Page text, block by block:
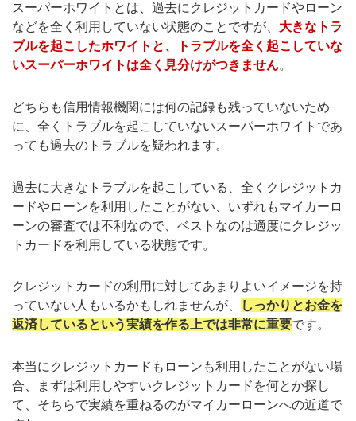
スーパーホワイトとは、過去にクレジットカードやローン
などを全く利用していない状態のことですが、 大きなトラ
ブルを起こしたホワイトと、トラブルを全く起こしていな
いスーパーホワイトは全く見分けがつきません。
どちらも信用情報機関には何の記録も残っていないため
に、全くトラブルを起こしていないスーパーホワイトであ
っても過去のトラブルを疑われます。
過去に大きなトラブルを起こしている、全くクレジットカ
ードやローンを利用したことがない、いずれもマイカーロ
ーンの審査では不利なので、ベストなのは適度にクレジッ
トカードを利用している状態です。
クレジットカードの利用に対してあまりよいイメージを持
っていない人もいるかもしれませんが、
しっかりとお金を
返済しているという実績を作る上では非常に重要です。
本当にクレジットカードもローンも利用したことがない場
合、まずは利用しやすいクレジットカードを何とか探し
て、そちらで実績を重ねるのがマイカーローンへの近道で